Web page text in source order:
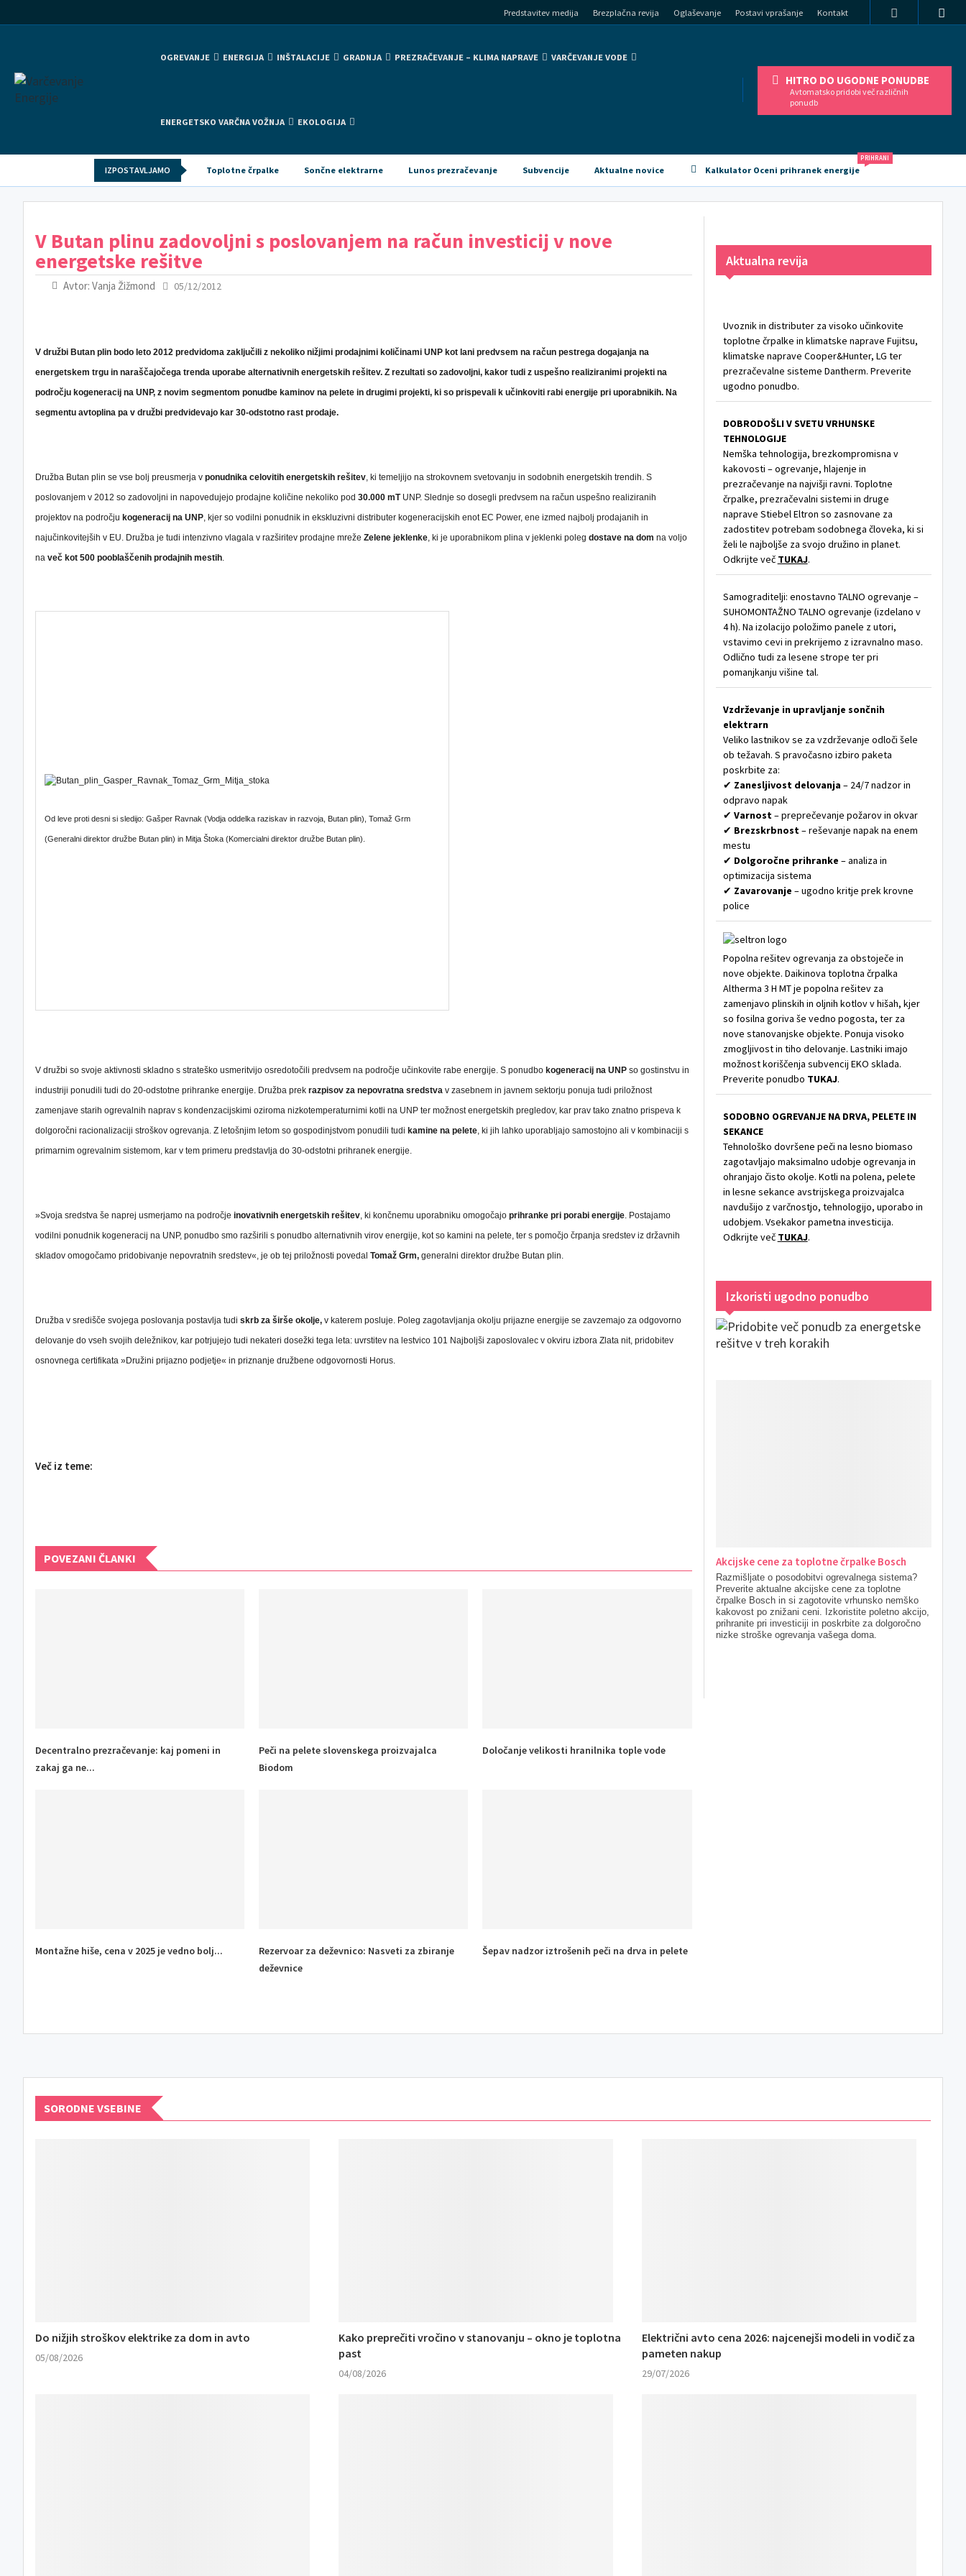
Predstavitev medija Brezplačna revija Oglaševanje Postavi vprašanje Kontakt
OGREVANJE ENERGIJA INŠTALACIJE GRADNJA PREZRAČEVANJE – KLIMA NAPRAVE VARČEVANJE VODE
ENERGETSKO VARČNA VOŽNJA EKOLOGIJA
HITRO DO UGODNE PONUDBE
Avtomatsko pridobi več različnih
ponudb
IZPOSTAVLJAMO Toplotne črpalke Sončne elektrarne Lunos prezračevanje Subvencije Aktualne novice Kalkulator Oceni prihranek energije
PRIHRANI
V Butan plinu zadovoljni s poslovanjem na račun investicij v nove
energetske rešitve
Avtor: Vanja Žižmond 05/12/2012
V družbi Butan plin bodo leto 2012 predvidoma zaključili z nekoliko nižjimi prodajnimi količinami UNP kot lani predvsem na račun pestrega dogajanja na
energetskem trgu in naraščajočega trenda uporabe alternativnih energetskih rešitev. Z rezultati so zadovoljni, kakor tudi z uspešno realiziranimi projekti na
področju kogeneracij na UNP, z novim segmentom ponudbe kaminov na pelete in drugimi projekti, ki so prispevali k učinkoviti rabi energije pri uporabnikih. Na
segmentu avtoplina pa v družbi predvidevajo kar 30-odstotno rast prodaje.
Družba Butan plin se vse bolj preusmerja v ponudnika celovitih energetskih rešitev, ki temeljijo na strokovnem svetovanju in sodobnih energetskih trendih. S
poslovanjem v 2012 so zadovoljni in napovedujejo prodajne količine nekoliko pod 30.000 mTUNP. Slednje so dosegli predvsem na račun uspešno realiziranih
projektov na področju kogeneracij na UNP, kjer so vodilni ponudnik in ekskluzivni distributer kogeneracijskih enot EC Power, ene izmed najbolj prodajanih in
najučinkovitejših v EU. Družba je tudi intenzivno vlagala v razširitev prodajne mreže Zelene jeklenke, ki je uporabnikom plina v jeklenki poleg dostave na dom na voljo
na več kot 500 pooblaščenih prodajnih mestih.
Od leve proti desni si sledijo: Gašper Ravnak (Vodja oddelka raziskav in razvoja, Butan plin), Tomaž Grm
(Generalni direktor družbe Butan plin) in Mitja Štoka (Komercialni direktor družbe Butan plin).
V družbi so svoje aktivnosti skladno s strateško usmeritvijo osredotočili predvsem na področje učinkovite rabe energije. S ponudbo kogeneracij na UNP so gostinstvu in
industriji ponudili tudi do 20-odstotne prihranke energije. Družba prek razpisov za nepovratna sredstva v zasebnem in javnem sektorju ponuja tudi priložnost
zamenjave starih ogrevalnih naprav s kondenzacijskimi oziroma nizkotemperaturnimi kotli na UNP ter možnost energetskih pregledov, kar prav tako znatno prispeva k
dolgoročni racionalizaciji stroškov ogrevanja. Z letošnjim letom so gospodinjstvom ponudili tudi kamine na pelete, ki jih lahko uporabljajo samostojno ali v kombinaciji s
primarnim ogrevalnim sistemom, kar v tem primeru predstavlja do 30-odstotni prihranek energije.
»Svoja sredstva še naprej usmerjamo na področje inovativnih energetskih rešitev, ki končnemu uporabniku omogočajo prihranke pri porabi energije. Postajamo
vodilni ponudnik kogeneracij na UNP, ponudbo smo razširili s ponudbo alternativnih virov energije, kot so kamini na pelete, ter s pomočjo črpanja sredstev iz državnih
skladov omogočamo pridobivanje nepovratnih sredstev«, je ob tej priložnosti povedal Tomaž Grm, generalni direktor družbe Butan plin.
Družba v središče svojega poslovanja postavlja tudi skrb za širše okolje, v katerem posluje. Poleg zagotavljanja okolju prijazne energije se zavzemajo za odgovorno
delovanje do vseh svojih deležnikov, kar potrjujejo tudi nekateri dosežki tega leta: uvrstitev na lestvico 101 Najboljši zaposlovalec v okviru izbora Zlata nit, pridobitev
osnovnega certifikata »Družini prijazno podjetje« in priznanje družbene odgovornosti Horus.
Več iz teme:
POVEZANI ČLANKI
Decentralno prezračevanje: kaj pomeni in
zakaj ga ne...
Peči na pelete slovenskega proizvajalca
Biodom
Določanje velikosti hranilnika tople vode
Montažne hiše, cena v 2025 je vedno bolj...
Rezervoar za deževnico: Nasveti za zbiranje
deževnice
Šepav nadzor iztrošenih peči na drva in pelete
Aktualna revija
Uvoznik in distributer za visoko učinkovite
toplotne črpalke in klimatske naprave Fujitsu,
klimatske naprave Cooper&Hunter, LG ter
prezračevalne sisteme Dantherm. Preverite
ugodno ponudbo.
DOBRODOŠLI V SVETU VRHUNSKE
TEHNOLOGIJE
Nemška tehnologija, brezkompromisna v
kakovosti – ogrevanje, hlajenje in
prezračevanje na najvišji ravni. Toplotne
črpalke, prezračevalni sistemi in druge
naprave Stiebel Eltron so zasnovane za
zadostitev potrebam sodobnega človeka, ki si
želi le najboljše za svojo družino in planet.
Odkrijte več TUKAJ.
Samograditelji: enostavno TALNO ogrevanje –
SUHOMONTAŽNO TALNO ogrevanje (izdelano v
4 h). Na izolacijo položimo panele z utori,
vstavimo cevi in prekrijemo z izravnalno maso.
Odlično tudi za lesene strope ter pri
pomanjkanju višine tal.
Vzdrževanje in upravljanje sončnih
elektrarn
Veliko lastnikov se za vzdrževanje odloči šele
ob težavah. S pravočasno izbiro paketa
poskrbite za:
✔ Zanesljivost delovanja – 24/7 nadzor in
odpravo napak
✔ Varnost– preprečevanje požarov in okvar
✔ Brezskrbnost– reševanje napak na enem
mestu
✔ Dolgoročne prihranke – analiza in
optimizacija sistema
✔ Zavarovanje – ugodno kritje prek krovne
police
Popolna rešitev ogrevanja za obstoječe in
nove objekte. Daikinova toplotna črpalka
Altherma 3 H MT je popolna rešitev za
zamenjavo plinskih in oljnih kotlov v hišah, kjer
so fosilna goriva še vedno pogosta, ter za
nove stanovanjske objekte. Ponuja visoko
zmogljivost in tiho delovanje. Lastniki imajo
možnost koriščenja subvencij EKO sklada.
Preverite ponudbo TUKAJ.
SODOBNO OGREVANJE NA DRVA, PELETE IN
SEKANCE
Tehnološko dovršene peči na lesno biomaso
zagotavljajo maksimalno udobje ogrevanja in
ohranjajo čisto okolje. Kotli na polena, pelete
in lesne sekance avstrijskega proizvajalca
navdušijo z varčnostjo, tehnologijo, uporabo in
udobjem. Vsekakor pametna investicija.
Odkrijte več TUKAJ.
Izkoristi ugodno ponudbo
Akcijske cene za toplotne črpalke Bosch
Razmišljate o posodobitvi ogrevalnega sistema?
Preverite aktualne akcijske cene za toplotne
črpalke Bosch in si zagotovite vrhunsko nemško
kakovost po znižani ceni. Izkoristite poletno akcijo,
prihranite pri investiciji in poskrbite za dolgoročno
nizke stroške ogrevanja vašega doma.
SORODNE VSEBINE
Do nižjih stroškov elektrike za dom in avto
05/08/2026
Kako preprečiti vročino v stanovanju – okno je toplotna
past
04/08/2026
Električni avto cena 2026: najcenejši modeli in vodič za
pameten nakup
29/07/2026